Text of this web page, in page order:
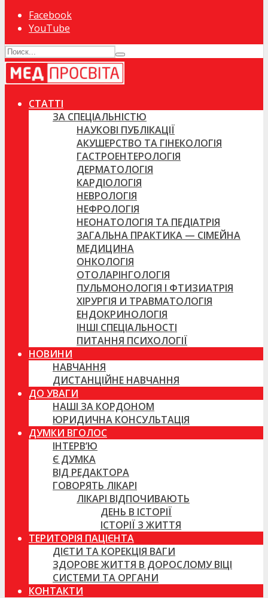
Facebook
YouTube
СТАТТІ
ЗА СПЕЦІАЛЬНІСТЮ
НАУКОВІ ПУБЛІКАЦІЇ
АКУШЕРСТВО ТА ГІНЕКОЛОГІЯ
ГАСТРОЕНТЕРОЛОГІЯ
ДЕРМАТОЛОГІЯ
КАРДІОЛОГІЯ
НЕВРОЛОГІЯ
НЕФРОЛОГІЯ
НЕОНАТОЛОГІЯ ТА ПЕДІАТРІЯ
ЗАГАЛЬНА ПРАКТИКА — СІМЕЙНА
МЕДИЦИНА
ОНКОЛОГІЯ
ОТОЛАРІНГОЛОГІЯ
ПУЛЬМОНОЛОГІЯ І ФТИЗИАТРІЯ
ХІРУРГІЯ И ТРАВМАТОЛОГІЯ
ЕНДОКРИНОЛОГІЯ
ІНШІ СПЕЦІАЛЬНОСТІ
ПИТАННЯ ПСИХОЛОГІЇ
НОВИНИ
НАВЧАННЯ
ДИСТАНЦІЙНЕ НАВЧАННЯ
ДО УВАГИ
НАШІ ЗА КОРДОНОМ
ЮРИДИЧНА КОНСУЛЬТАЦІЯ
ДУМКИ ВГОЛОС
ІНТЕРВ’Ю
Є ДУМКА
ВІД РЕДАКТОРА
ГОВОРЯТЬ ЛІКАРІ
ЛІКАРІ ВІДПОЧИВАЮТЬ
ДЕНЬ В ІСТОРІЇ
ІСТОРІЇ З ЖИТТЯ
ТЕРИТОРІЯ ПАЦІЄНТА
ДІЄТИ ТА КОРЕКЦІЯ ВАГИ
ЗДОРОВЕ ЖИТТЯ В ДОРОСЛОМУ ВІЦІ
СИСТЕМИ ТА ОРГАНИ
КОНТАКТИ